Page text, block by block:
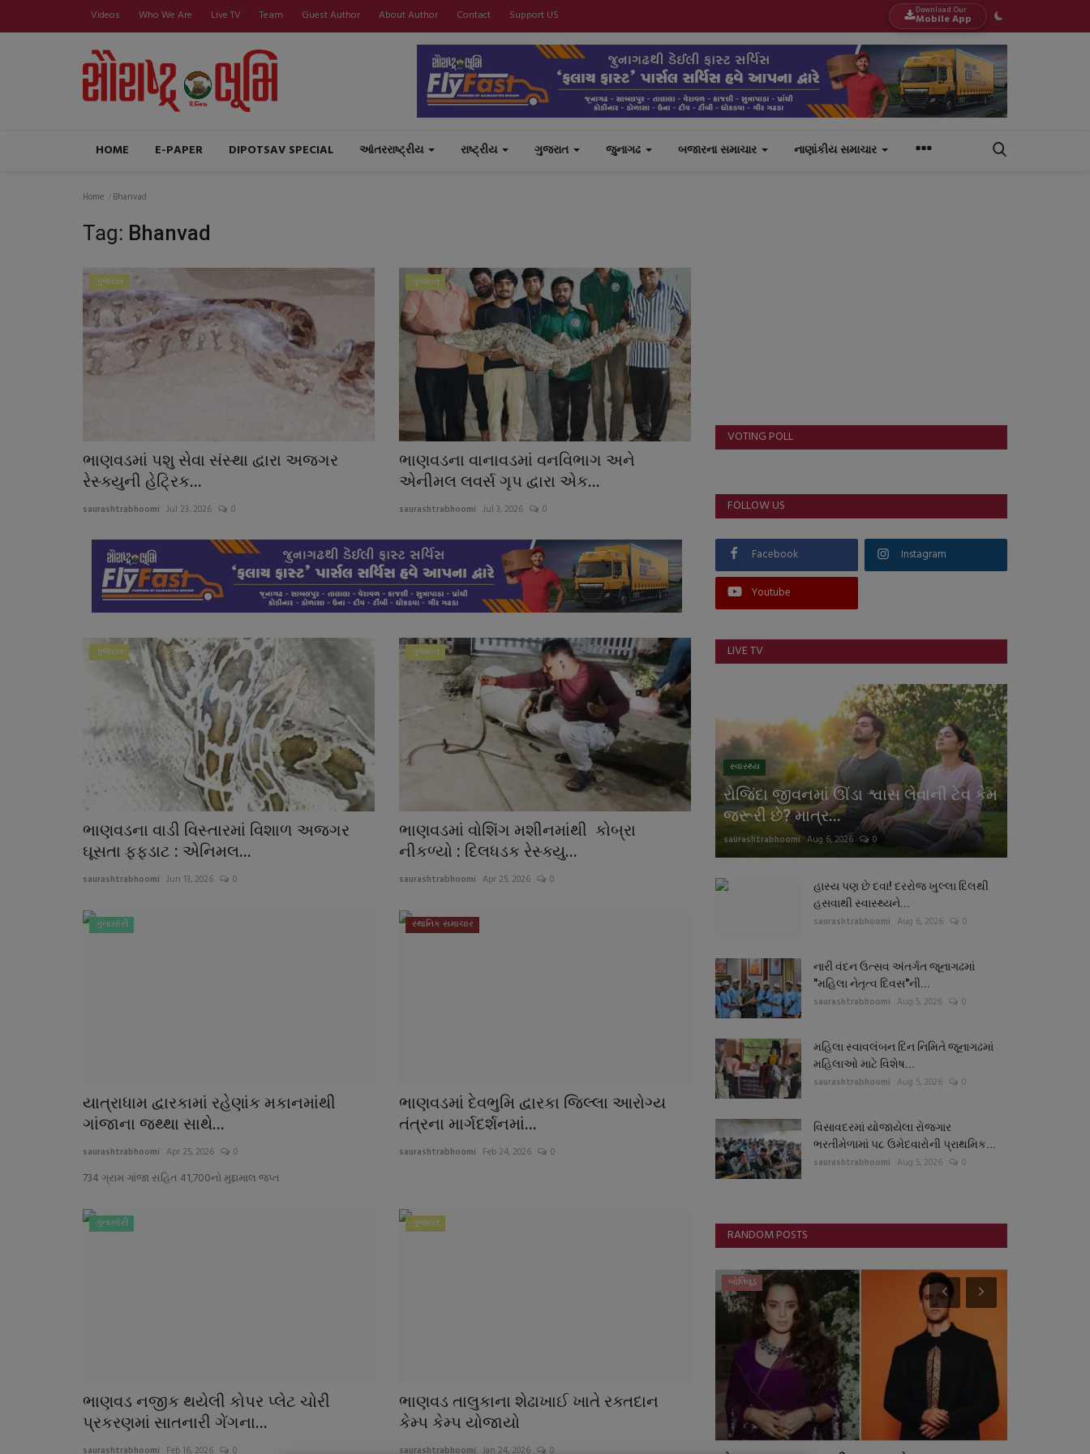
Videos Who We Are Live TV Team Guest Author About Author Contact Support US Download Our
Mobile App
HOME E-PAPER DIPOTSAV SPECIAL આંતરરાષ્ટ્રીય રાષ્ટ્રીય ગુજરાત જુનાગઢ બજારના સમાચાર નાણાંકીય સમાચાર
Home Bhanvad
Tag: Bhanvad
ગુજરાત
ભાણવડમાં પશુ સેવા સંસ્થા દ્વારા અજગર
રેસ્ક્યુની હેટ્રિક...
saurashtrabhoomi Jul 23, 2026 0
ગુજરાત
ભાણવડના વાનાવડમાં વનવિભાગ અને
એનીમલ લવર્સ ગૃપ દ્વારા એક...
saurashtrabhoomi Jul 3, 2026 0
ગુજરાત
ભાણવડના વાડી વિસ્તારમાં વિશાળ અજગર
ઘૂસતા ફફડાટ : એનિમલ...
saurashtrabhoomi Jun 13, 2026 0
ગુજરાત
ભાણવડમાં વોશિંગ મશીનમાંથી કોબ્રા
નીકળ્યો : દિલધડક રેસ્ક્યુ...
saurashtrabhoomi Apr 25, 2026 0
ગુનાખોરી
યાત્રાધામ દ્વારકામાં રહેણાંક મકાનમાંથી
ગાંજાના જથ્થા સાથે...
saurashtrabhoomi Apr 25, 2026 0
734 ગ્રામ ગાંજા સહિત 41,700નો મુદ્દામાલ જપ્ત
સ્થાનિક સમાચાર
ભાણવડમાં દેવભુમિ દ્વારકા જિલ્લા આરોગ્ય
તંત્રના માર્ગદર્શનમાં...
saurashtrabhoomi Feb 24, 2026 0
ગુનાખોરી
ભાણવડ નજીક થયેલી કોપર પ્લેટ ચોરી
પ્રકરણમાં સાતનારી ગેંગના...
saurashtrabhoomi Feb 16, 2026 0
ગુજરાત
ભાણવડ તાલુકાના શેઢાખાઈ ખાતે રક્તદાન
કેમ્પ કેમ્પ યોજાયો
saurashtrabhoomi Jan 24, 2026 0
VOTING POLL
FOLLOW US
Facebook Instagram
Youtube
LIVE TV
સ્વાસ્થ્ય
રોજિંદા જીવનમાં ઊંડા શ્વાસ લેવાની ટેવ કેમ
જરૂરી છે? માત્ર...
saurashtrabhoomi Aug 6, 2026 0
હાસ્ય પણ છે દવા! દરરોજ ખુલ્લા દિલથી
હસવાથી સ્વાસ્થ્યને...
saurashtrabhoomi Aug 6, 2026 0
નારી વંદન ઉત્સવ અંતર્ગત જૂનાગઢમાં
"મહિલા નેતૃત્વ દિવસ"ની...
saurashtrabhoomi Aug 5, 2026 0
મહિલા સ્વાવલંબન દિન નિમિતે જૂનાગઢમાં
મહિલાઓ માટે વિશેષ...
saurashtrabhoomi Aug 5, 2026 0
વિસાવદરમાં યોજાયેલા રોજગાર
ભરતીમેળામાં ૫૮ ઉમેદવારોની પ્રાથમિક...
saurashtrabhoomi Aug 5, 2026 0
RANDOM POSTS
બોલિવૂડ